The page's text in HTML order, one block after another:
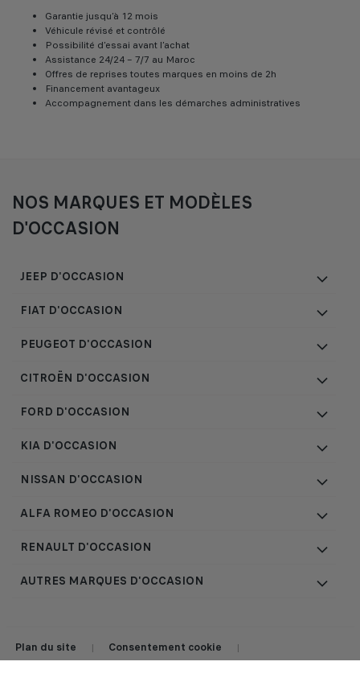
Garantie jusqu’à 12 mois
Véhicule révisé et contrôlé
Possibilité d’essai avant l’achat
Assistance 24/24 – 7/7 au Maroc
Offres de reprises toutes marques en moins de 2h
Financement avantageux
Accompagnement dans les démarches administratives
NOS MARQUES ET MODÈLES
D'OCCASION
JEEP D'OCCASION
FIAT D'OCCASION
PEUGEOT D'OCCASION
CITROËN D'OCCASION
FORD D'OCCASION
KIA D'OCCASION
NISSAN D'OCCASION
ALFA ROMEO D'OCCASION
RENAULT D'OCCASION
AUTRES MARQUES D'OCCASION
Plan du site | Consentement cookie |